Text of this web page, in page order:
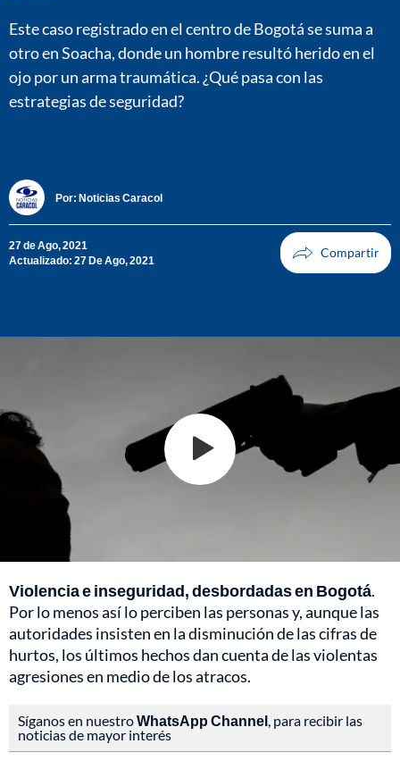
Este caso registrado en el centro de Bogotá se suma a
otro en Soacha, donde un hombre resultó herido en el
ojo por un arma traumática. ¿Qué pasa con las
estrategias de seguridad?
Por: Noticias Caracol
27 de Ago, 2021
Actualizado: 27 De Ago, 2021
Violencia e inseguridad, desbordadas en Bogotá.
Por lo menos así lo perciben las personas y, aunque las
autoridades insisten en la disminución de las cifras de
hurtos, los últimos hechos dan cuenta de las violentas
agresiones en medio de los atracos.
Síganos en nuestroWhatsApp Channel , para recibir las
noticias de mayor interés